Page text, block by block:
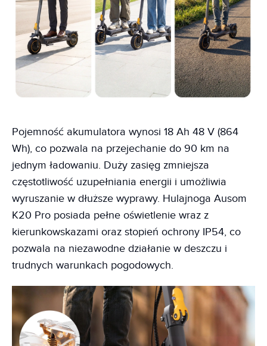
Pojemność akumulatora wynosi 18 Ah 48 V (864
Wh), co pozwala na przejechanie do 90 km na
jednym ładowaniu. Duży zasięg zmniejsza
częstotliwość uzupełniania energii i umożliwia
wyruszanie w dłuższe wyprawy. Hulajnoga Ausom
K20 Pro posiada pełne oświetlenie wraz z
kierunkowskazami oraz stopień ochrony IP54, co
pozwala na niezawodne działanie w deszczu i
trudnych warunkach pogodowych.